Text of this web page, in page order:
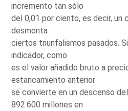
incremento tan sólo
del 0,01 por ciento, es decir, un
desmonta
ciertos triunfalismos pasados.
indicador, como
es el valor añadido bruto a
estancamiento anterior
se convierte en un descenso
892.600 millones en